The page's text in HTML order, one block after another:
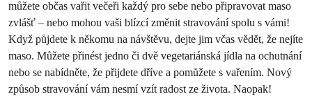
můžete občas vařit večeři každý pro sebe nebo připravovat maso
zvlášť – nebo mohou vaši blízcí změnit stravování spolu s vámi!
Když půjdete k někomu na návštěvu, dejte jim včas vědět, že nejíte
maso. Můžete přinést jedno či dvě vegetariánská jídla na ochutnání
nebo se nabídněte, že přijdete dříve a pomůžete s vařením. Nový
způsob stravování vám nesmí vzít radost ze života. Naopak!